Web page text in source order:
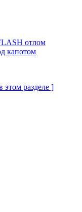
отлом
капотом
этом разделе ]